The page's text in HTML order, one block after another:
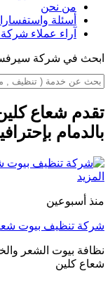
من نحن
أسئلة
آراء عملاء
ابحث في شركة
تقدم شعاع
بالدمام
المزيد
منذ أسبوعين
شركة تنظيف بيوت شعر
نظافة بيوت الشعر
شعاع كلين